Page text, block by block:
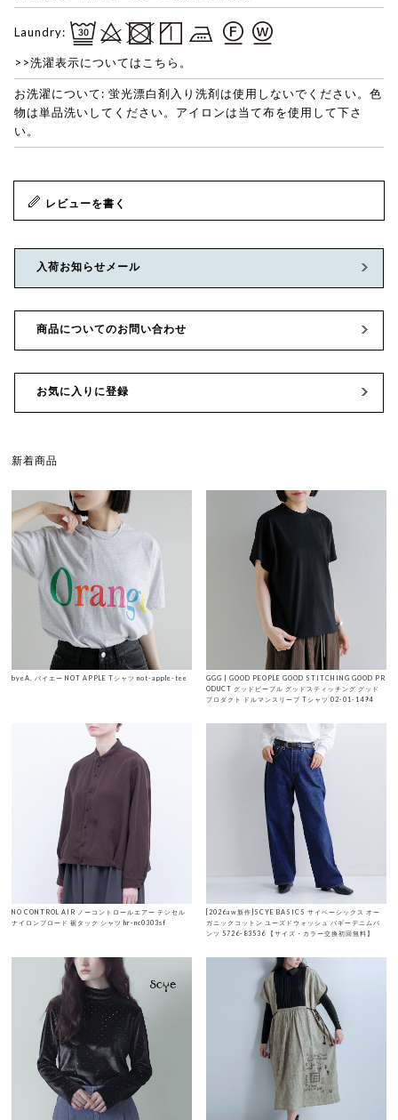
Laundry:
>>洗濯表示についてはこちら。
お洗濯について: 蛍光漂白剤入り洗剤は使用しないでください。色
物は単品洗いしてください。アイロンは当て布を使用して下さ
い。
レビューを書く
入荷お知らせメール
商品についてのお問い合わせ
お気に入りに登録
新着商品
byeA. バイエー NOT APPLE Tシャツ not-apple-tee
GGG | GOOD PEOPLE GOOD STITCHING GOOD PR
ODUCT グッドピープル グッドスティッチング グッド
プロダクト ドルマンスリーブ Tシャツ 02-01-1494
NO CONTROL AIR ノーコントロールエアー テンセル
ナイロンブロード 裾タック シャツ hr-nc0303sf
[2026aw新作]SCYE BASICS サイベーシックス オー
ガニックコットン ユーズドウォッシュ バギーデニムパ
ンツ 5726-83536 【サイズ・カラー交換初回無料】